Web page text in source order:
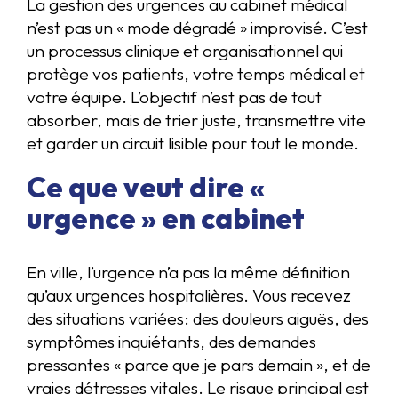
La gestion des urgences au cabinet médical
n’est pas un « mode dégradé » improvisé. C’est
un processus clinique et organisationnel qui
protège vos patients, votre temps médical et
votre équipe. L’objectif n’est pas de tout
absorber, mais de trier juste, transmettre vite
et garder un circuit lisible pour tout le monde.
Ce que veut dire «
urgence » en cabinet
En ville, l’urgence n’a pas la même définition
qu’aux urgences hospitalières. Vous recevez
des situations variées: des douleurs aiguës, des
symptômes inquiétants, des demandes
pressantes « parce que je pars demain », et de
vraies détresses vitales. Le risque principal est